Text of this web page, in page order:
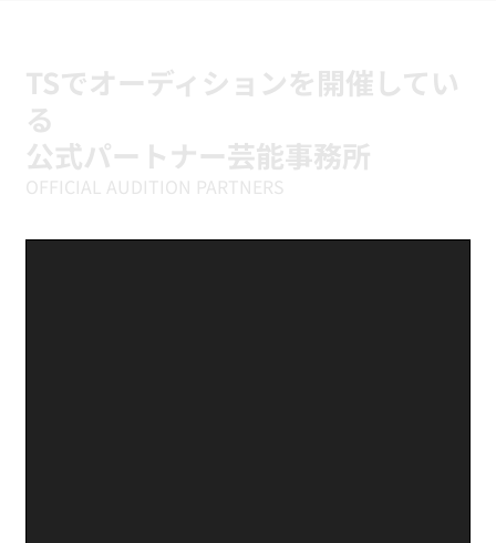
TSでオーディションを開催してい
る
公式パートナー芸能事務所
OFFICIAL AUDITION PARTNERS